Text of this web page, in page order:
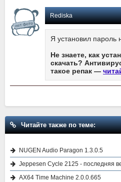
Rediska
Я установил пароль
Не знаете, как
скачать?
такое репак —
Читайте также по теме:
NUGEN Audio Paragon 1.3.0.5
Jeppesen Cycle 2125 - последняя
AX64 Time Machine 2.0.0.665